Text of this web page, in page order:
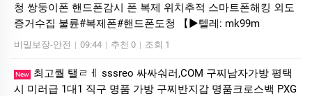
청 쌍둥이폰 핸드폰감시 폰 복제 위치추적 스마트폰해킹 외도
증거수집 불륜#복제폰#핸드폰도청 【▶텔레: mk99m
비밀보장-안전 | 09:44 | 추천 0 | 조회 1
New
최고퀄 탤ㄹㅔ sssreo 싸싸숴러,COM 구찌남자가방 평택
시 미러급 1대1 직구 명품 가방 구찌반지갑 명품크로스백 PXG